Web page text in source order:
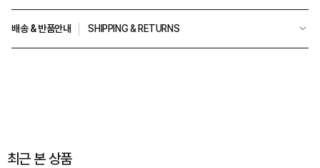
배송 & 반품안내 SHIPPING & RETURNS
최근 본 상품